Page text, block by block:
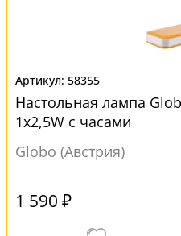
58355
Настольная лампа
1x2,5W с часами
Globo (Австрия)
1 590 ₽